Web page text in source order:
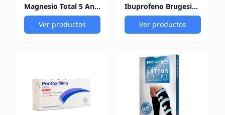
Magnesio Total 5 Ana María Lajusticia x 100 Comprimidos
Ver productos
Ibuprofeno Brugesic 200 Mg X 10 Comprimidos
Ver productos